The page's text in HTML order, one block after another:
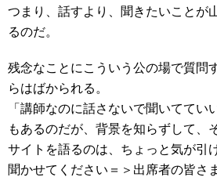
つまり、話すより、聞きたいことが
るのだ。
残念なことにこういう公の場で質問
らはばかられる。
「講師なのに話さないで聞いててい
もあるのだが、背景を知らずして、
サイトを語るのは、ちょっと気が引
聞かせてください＝＞出席者の皆さま